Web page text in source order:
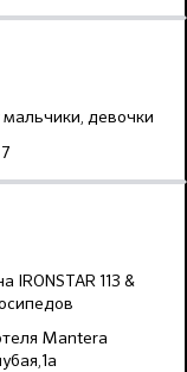
мальчики, девочки
IRONSTAR 113 &
Mantera